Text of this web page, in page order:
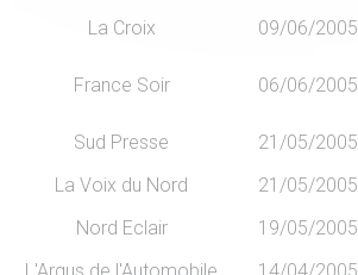
La Croix
09/06/2005
France Soir 06/06/2005
Sud Presse
21/05/2005
La Voix du Nord
21/05/2005
Nord Eclair
19/05/2005